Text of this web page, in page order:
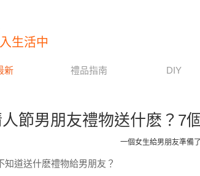
生活中
新 禮品指南 DIY
節男朋友禮物送什麽？7
知道送什麽禮物給男朋友？